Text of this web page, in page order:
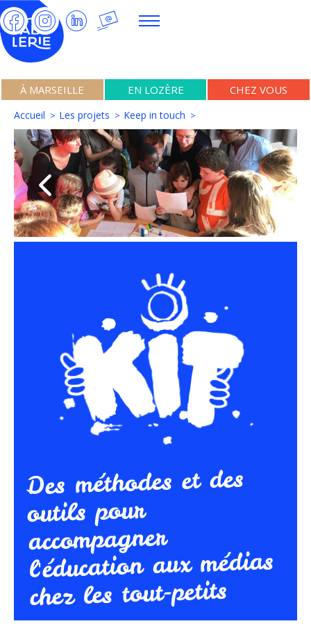
À MARSEILLE EN LOZÈRE CHEZ VOUS
Accueil Les projets Keep in touch
Des méthodes et des
outils pour
accompagner
l'éducation aux médias
chez les tout-petits